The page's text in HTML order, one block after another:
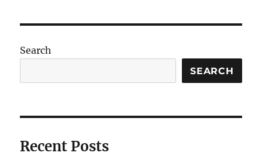
di
Search
SEARCH
Recent Posts